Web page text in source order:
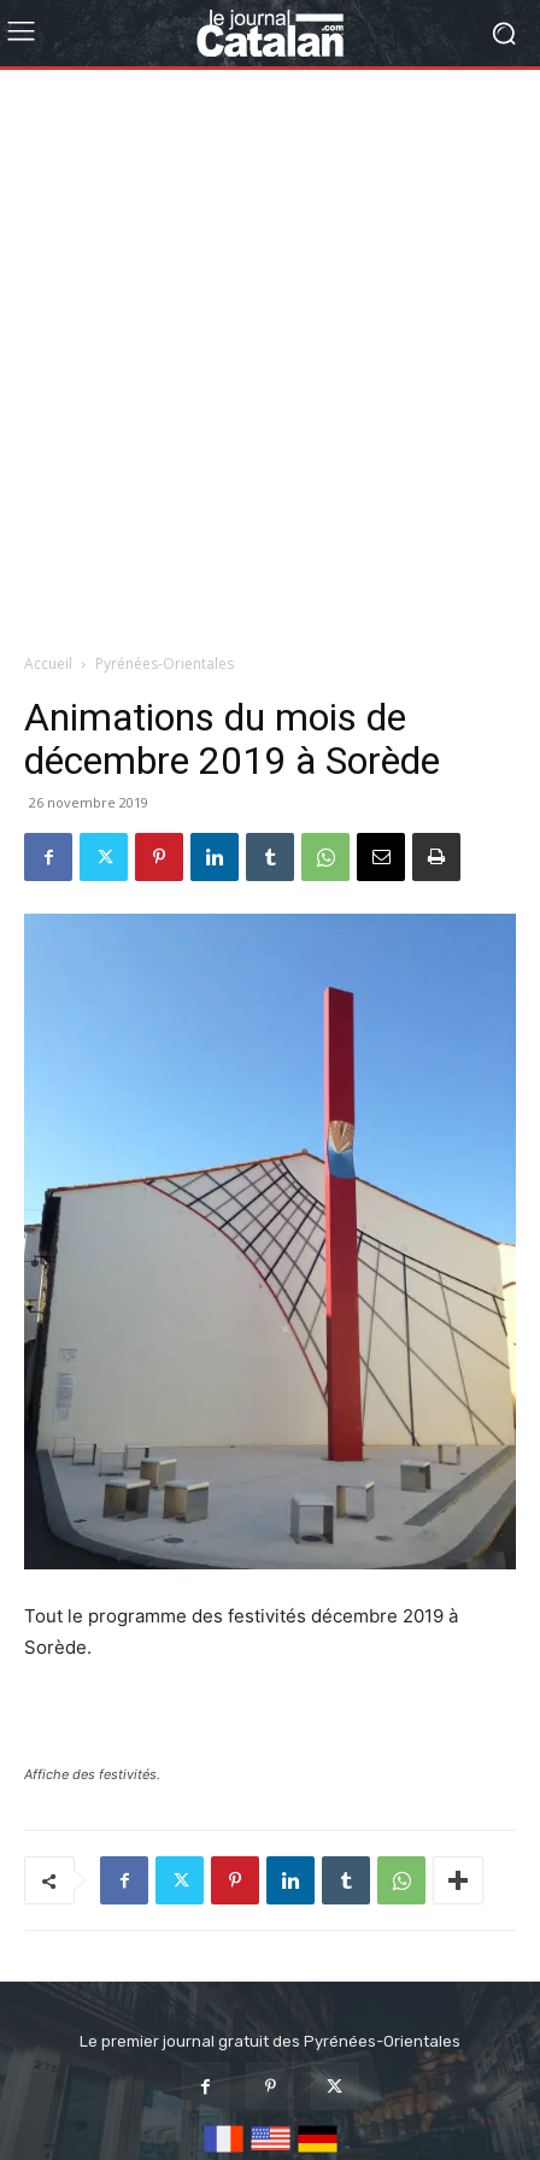
Accueil Pyrénées-Orientales
Animations du mois de
décembre 2019 à Sorède
26 novembre 2019
Tout le programme des festivités décembre 2019 à
Sorède.
Affiche des festivités.
Le premier journal gratuit des Pyrénées-Orientales